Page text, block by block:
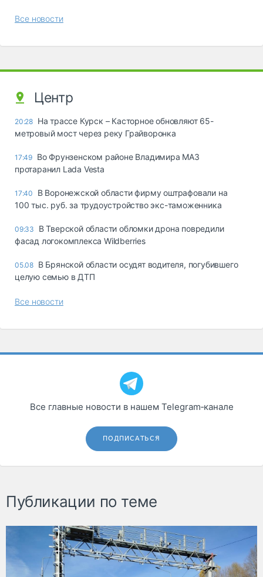
Все новости
Центр
20:28 На трассе Курск – Касторное обновляют 65-
метровый мост через реку Грайворонка
17:49 Во Фрунзенском районе Владимира МАЗ
протаранил Lada Vesta
17:40
В Воронежской области фирму оштрафовали на
100 тыс. руб. за трудоустройство экс-таможенника
09:33
В Тверской области обломки дрона повредили
фасад логокомплекса Wildberries
05.08 В Брянской области осудят водителя, погубившего
целую семью в ДТП
Все новости
Все главные новости в нашем Telegram‑канале
ПОДПИСАТЬСЯ
Публикации по теме